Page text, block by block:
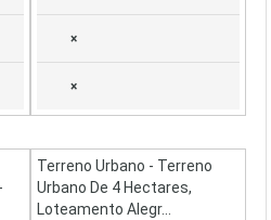
×
×
Terreno Urbano - Terreno
Urbano De 4 Hectares,
Loteamento Alegr...